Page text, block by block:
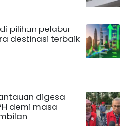
pilihan pelabur
destinasi terbaik
digesa
demi masa